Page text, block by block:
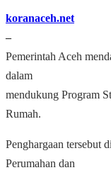
koranaceh.net
‒
Pemerintah Aceh
dalam
mendukung Program
Rumah.
Penghargaan tersebut
Perumahan dan